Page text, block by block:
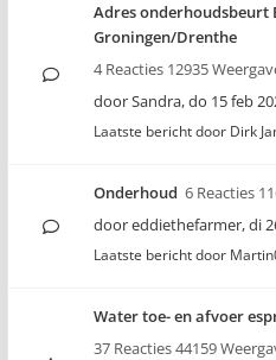
Adres onderhoudsbeurt
Groningen/Drenthe
4 Reacties 12935
doorSandra,do 15 feb
Laatste bericht door Dirk
Onderhoud 6 Reacties
dooreddiethefarmer,di
Laatste bericht door
Water toe- en afvoer
37 Reacties 44159